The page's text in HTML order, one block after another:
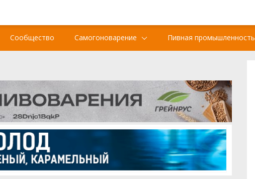
Сообщество Самогоноварение Пивная промышленность